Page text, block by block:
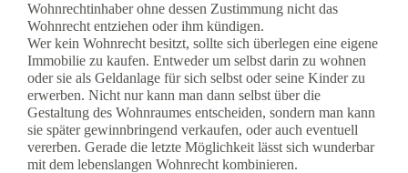
Wohnrechtinhaber ohne dessen Zustimmung nicht das
Wohnrecht entziehen oder ihm kündigen.
Wer kein Wohnrecht besitzt, sollte sich überlegen eine eigene
Immobilie zu kaufen. Entweder um selbst darin zu wohnen
oder sie als Geldanlage für sich selbst oder seine Kinder zu
erwerben. Nicht nur kann man dann selbst über die
Gestaltung des Wohnraumes entscheiden, sondern man kann
sie später gewinnbringend verkaufen, oder auch eventuell
vererben. Gerade die letzte Möglichkeit lässt sich wunderbar
mit dem lebenslangen Wohnrecht kombinieren.